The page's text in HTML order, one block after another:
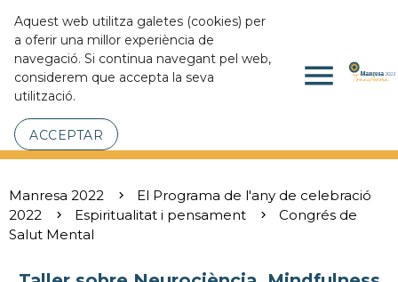
Aquest web utilitza galetes (cookies) per
a oferir una millor experiència de
navegació. Si continua navegant pel web,
considerem que accepta la seva
utilització.
ACCEPTAR
menu
Manresa 2022
El Programa de l'any de celebració
2022
Espiritualitat i pensament
Congrés de
Salut Mental